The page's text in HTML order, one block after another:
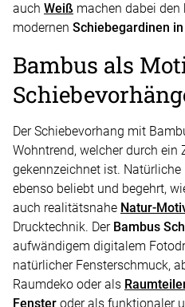
auch Weiß machen dabei den
modernen Schiebegardinen
Bambus als
Der Schiebevorhang mit
Wohntrend, welcher durch ein
gekennzeichnet ist.
ebenso beliebt und begehrt,
auch realitätsnahe Natur-
Drucktechnik. Der Bambus
aufwändigem digitalem
natürlicher Fensterschmuck,
Raumdeko oder als
Fenster oder als funktionaler